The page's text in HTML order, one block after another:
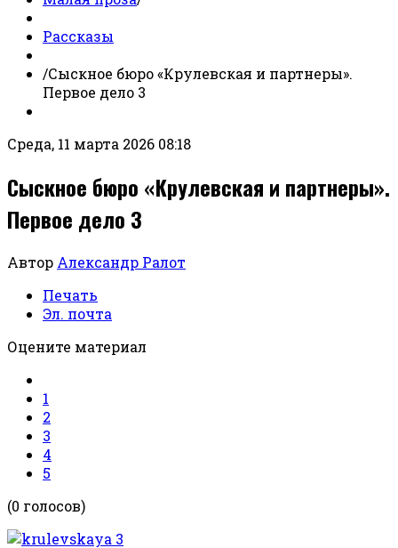
Рассказы
/Сыскное бюро «Крулевская и партнеры».
Первое дело 3
Среда, 11 марта 2026 08:18
Сыскное бюро «Крулевская и партнеры».
Первое дело 3
Автор Александр Ралот
Печать
Эл. почта
Оцените материал
1
2
3
4
5
(0 голосов)